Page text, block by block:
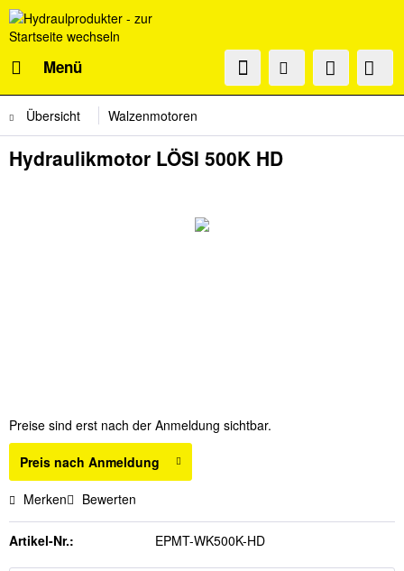
Menü
Übersicht Walzenmotoren
Hydraulikmotor LÖSI 500K HD
Preise sind erst nach der Anmeldung sichtbar.
Preis nach Anmeldung
Merken Bewerten
Artikel-Nr.: EPMT-WK500K-HD